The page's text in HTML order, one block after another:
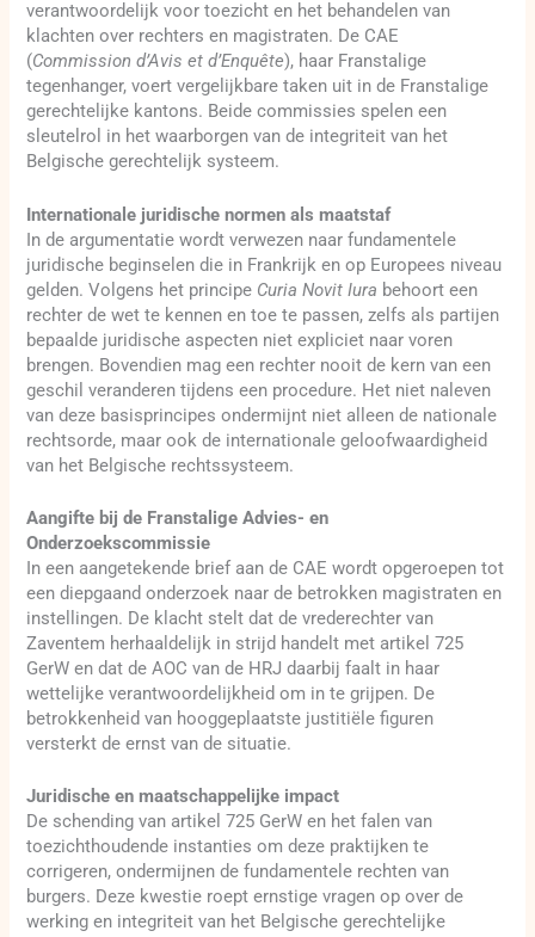
verantwoordelijk voor toezicht en het behandelen van
klachten over rechters en magistraten. De CAE
(Commission d’Avis et d’Enquête), haar Franstalige
tegenhanger, voert vergelijkbare taken uit in de Franstalige
gerechtelijke kantons. Beide commissies spelen een
sleutelrol in het waarborgen van de integriteit van het
Belgische gerechtelijk systeem.
Internationale juridische normen als maatstaf
In de argumentatie wordt verwezen naar fundamentele
juridische beginselen die in Frankrijk en op Europees niveau
gelden. Volgens het principe Curia Novit Iura behoort een
rechter de wet te kennen en toe te passen, zelfs als partijen
bepaalde juridische aspecten niet expliciet naar voren
brengen. Bovendien mag een rechter nooit de kern van een
geschil veranderen tijdens een procedure. Het niet naleven
van deze basisprincipes ondermijnt niet alleen de nationale
rechtsorde, maar ook de internationale geloofwaardigheid
van het Belgische rechtssysteem.
Aangifte bij de Franstalige Advies- en
Onderzoekscommissie
In een aangetekende brief aan de CAE wordt opgeroepen tot
een diepgaand onderzoek naar de betrokken magistraten en
instellingen. De klacht stelt dat de vrederechter van
Zaventem herhaaldelijk in strijd handelt met artikel 725
GerW en dat de AOC van de HRJ daarbij faalt in haar
wettelijke verantwoordelijkheid om in te grijpen. De
betrokkenheid van hooggeplaatste justitiële figuren
versterkt de ernst van de situatie.
Juridische en maatschappelijke impact
De schending van artikel 725 GerW en het falen van
toezichthoudende instanties om deze praktijken te
corrigeren, ondermijnen de fundamentele rechten van
burgers. Deze kwestie roept ernstige vragen op over de
werking en integriteit van het Belgische gerechtelijke